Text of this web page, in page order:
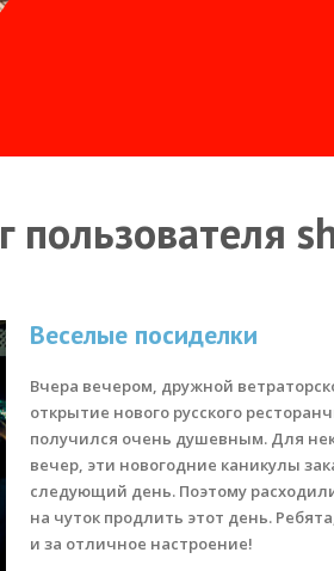
пользователя
Веселые посиделки
Вчера вечером, дружной
открытие нового русского
получился очень душевным. Для
вечер, эти новогодние каникулы
следующий день. Поэтому
на чуток продлить этот день.
и за отличное настроение!